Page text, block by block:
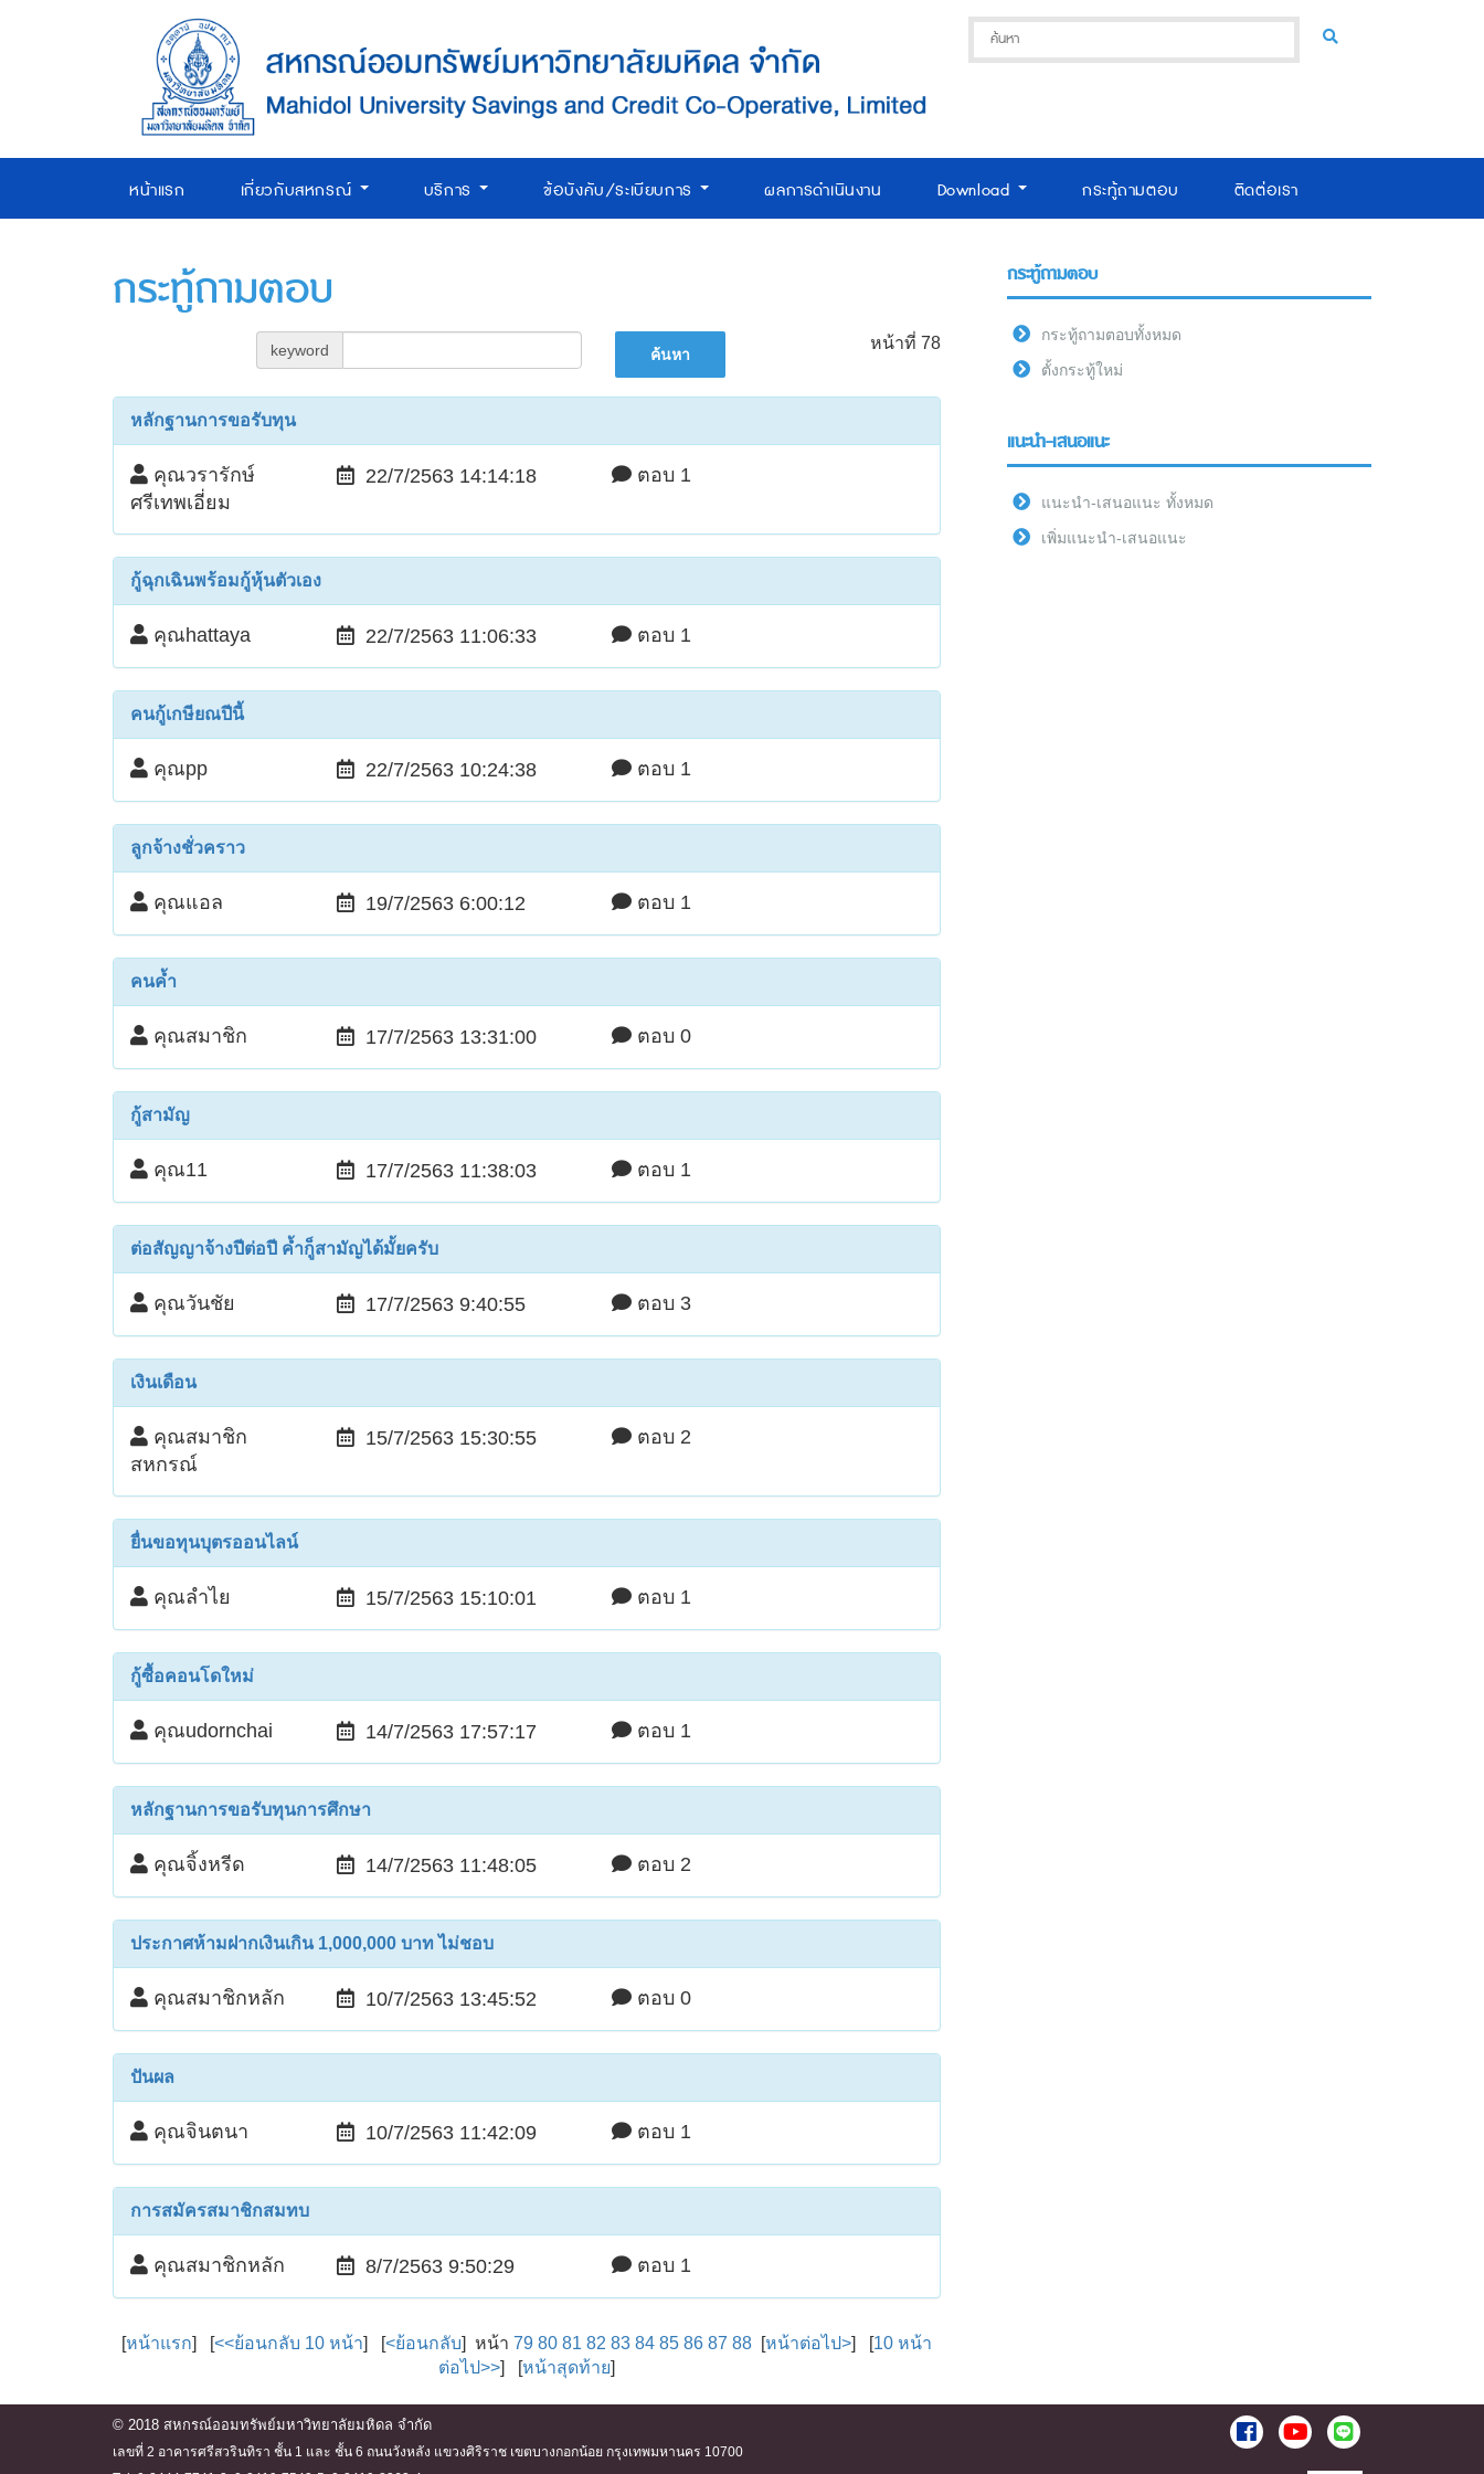
หน้าแรก เกี่ยวกับสหกรณ์ บริการ ข้อบังคับ/ระเบียบการ ผลการดำเนินงาน Download กระทู้ถามตอบ ติดต่อเรา
กระทู้ถามตอบ
keyword หน้าที่ 78
หลักฐานการขอรับทุน
คุณวรารักษ์
ศรีเทพเอี่ยม
22/7/2563 14:14:18 ตอบ 1
กู้ฉุกเฉินพร้อมกู้หุ้นตัวเอง
คุณhattaya 22/7/2563 11:06:33 ตอบ 1
คนกู้เกษียณปีนี้
คุณpp 22/7/2563 10:24:38 ตอบ 1
ลูกจ้างชั่วคราว
คุณแอล 19/7/2563 6:00:12 ตอบ 1
คนค้ำ
คุณสมาชิก 17/7/2563 13:31:00 ตอบ 0
กู้สามัญ
คุณ11 17/7/2563 11:38:03 ตอบ 1
ต่อสัญญาจ้างปีต่อปี ค้ำกู็สามัญได้มั้ยครับ
คุณวันชัย 17/7/2563 9:40:55 ตอบ 3
เงินเดือน
คุณสมาชิก
สหกรณ์
15/7/2563 15:30:55 ตอบ 2
ยื่นขอทุนบุตรออนไลน์
คุณลำไย 15/7/2563 15:10:01 ตอบ 1
กู้ซื้อคอนโดใหม่
คุณudornchai 14/7/2563 17:57:17 ตอบ 1
หลักฐานการขอรับทุนการศึกษา
คุณจิ้งหรีด 14/7/2563 11:48:05 ตอบ 2
ประกาศห้ามฝากเงินเกิน 1,000,000 บาท ไม่ชอบ
คุณสมาชิกหลัก 10/7/2563 13:45:52 ตอบ 0
ปันผล
คุณจินตนา 10/7/2563 11:42:09 ตอบ 1
การสมัครสมาชิกสมทบ
คุณสมาชิกหลัก 8/7/2563 9:50:29 ตอบ 1
[หน้าแรก] [<<ย้อนกลับ 10 หน้า] [<ย้อนกลับ] หน้า 79 80 81 82 83 84 85 86 87 88 [หน้าต่อไป>] [10 หน้า
ต่อไป>>] [หน้าสุดท้าย]
กระทู้ถามตอบ
กระทู้ถามตอบทั้งหมด
ตั้งกระทู้ใหม่
แนะนำ-เสนอแนะ
แนะนำ-เสนอแนะ ทั้งหมด
เพิ่มแนะนำ-เสนอแนะ
© 2018 สหกรณ์ออมทรัพย์มหาวิทยาลัยมหิดล จำกัด
เลขที่ 2 อาคารศรีสวรินทิรา ชั้น 1 และ ชั้น 6 ถนนวังหลัง แขวงศิริราช เขตบางกอกน้อย กรุงเทพมหานคร 10700